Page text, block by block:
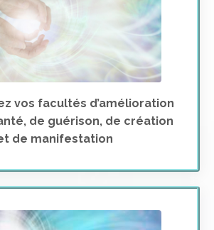
vos facultés d’amélioration
de guérison, de création
de manifestation